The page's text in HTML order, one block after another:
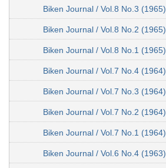
Biken Journal / Vol.8 No.3 (1965)
Biken Journal / Vol.8 No.2 (1965)
Biken Journal / Vol.8 No.1 (1965)
Biken Journal / Vol.7 No.4 (1964)
Biken Journal / Vol.7 No.3 (1964)
Biken Journal / Vol.7 No.2 (1964)
Biken Journal / Vol.7 No.1 (1964)
Biken Journal / Vol.6 No.4 (1963)